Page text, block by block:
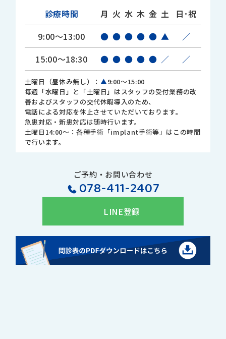
診療時間 月 火 水 木 金 土
日･祝
9:00～13:00
● ● ● ● ● ▲
／
15:00～18:30
● ● ● ● ● ／ ／
土曜日（昼休み無し）： ▲9:00～15:00
毎週「水曜日」と「土曜日」はスタッフの受付業務の改
善およびスタッフの交代休暇導入のため、
電話による対応を休止させていただいております。
急患対応・新患対応は随時行います。
土曜日14:00～：各種手術「implant手術等」はこの時間
で行います。
ご予約・お問い合わせ
078-411-2407
LINE登録